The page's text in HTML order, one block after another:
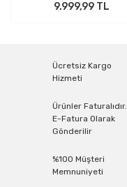
9.999,99 TL
Ücretsiz Kargo
Hizmeti
Ürünler Faturalıdır.
E-Fatura Olarak
Gönderilir
%100 Müşteri
Memnuniyeti